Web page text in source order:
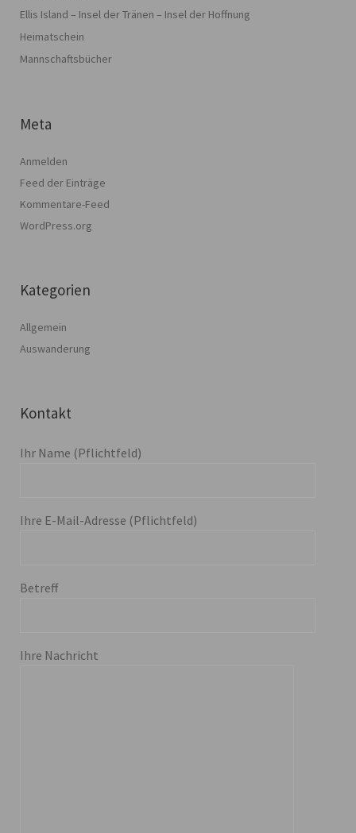
Ellis Island – Insel der Tränen – Insel der Hoffnung
Heimatschein
Mannschaftsbücher
Meta
Anmelden
Feed der Einträge
Kommentare-Feed
WordPress.org
Kategorien
Allgemein
Auswanderung
Kontakt
Ihr Name (Pflichtfeld)
Ihre E-Mail-Adresse (Pflichtfeld)
Betreff
Ihre Nachricht